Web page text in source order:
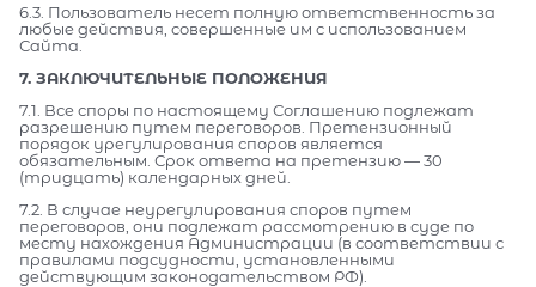
6.3. Пользователь несет полную ответственность за
любые действия, совершенные им с использованием
Сайта.
7. ЗАКЛЮЧИТЕЛЬНЫЕ ПОЛОЖЕНИЯ
7.1. Все споры по настоящему Соглашению подлежат
разрешению путем переговоров. Претензионный
порядок урегулирования споров является
обязательным. Срок ответа на претензию — 30
(тридцать) календарных дней.
7.2. В случае неурегулирования споров путем
переговоров, они подлежат рассмотрению в суде по
месту нахождения Администрации (в соответствии с
правилами подсудности, установленными
действующим законодательством РФ).